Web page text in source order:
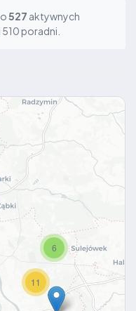
527 aktywnych
poradni.
6
11